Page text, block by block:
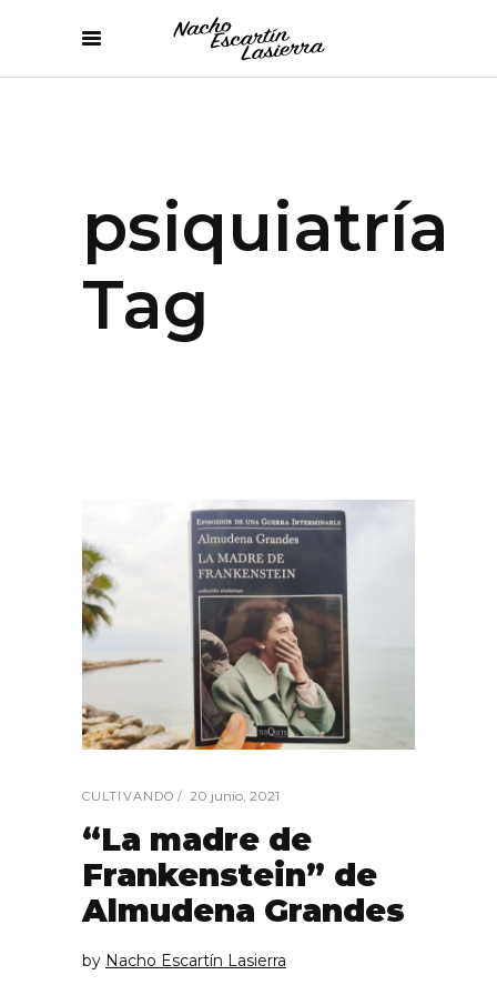
psiquiatría
Tag
CULTIVANDO 20 junio, 2021
“La madre de
Frankenstein” de
Almudena Grandes
by Nacho Escartín Lasierra